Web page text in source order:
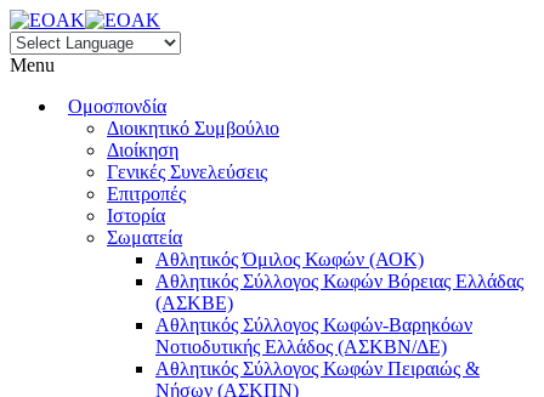
Menu
Ομοσπονδία
Διοικητικό Συμβούλιο
Διοίκηση
Γενικές Συνελεύσεις
Επιτροπές
Ιστορία
Σωματεία
Αθλητικός Όμιλος Κωφών (ΑΟΚ)
Αθλητικός Σύλλογος Κωφών Βόρειας Ελλάδας
(ΑΣΚΒΕ)
Αθλητικός Σύλλογος Κωφών-Βαρηκόων
Νοτιοδυτικής Ελλάδος (ΑΣΚΒΝ/ΔΕ)
Αθλητικός Σύλλογος Κωφών Πειραιώς &
Νήσων (ΑΣΚΠΝ)